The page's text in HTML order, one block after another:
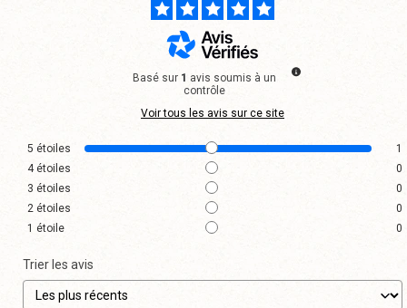
Basé sur 1 avis soumis à un
contrôle
Voir tous les avis sur ce site
5 étoiles
1
4 étoiles
0
3 étoiles
0
2 étoiles
0
1 étoile 0
Trier les avis